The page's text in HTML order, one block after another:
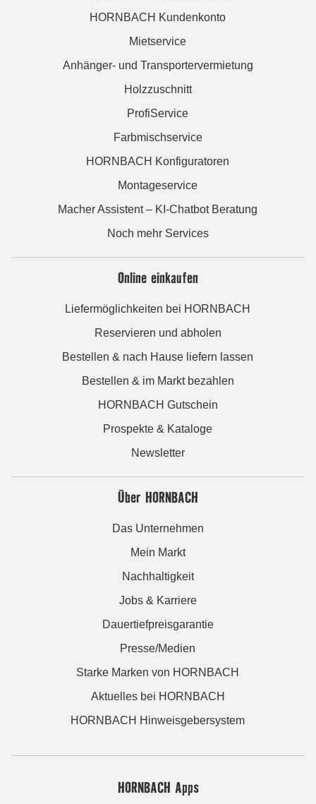
HORNBACH Kundenkonto
Mietservice
Anhänger- und Transportervermietung
Holzzuschnitt
ProfiService
Farbmischservice
HORNBACH Konfiguratoren
Montageservice
Macher Assistent – KI-Chatbot Beratung
Noch mehr Services
Online einkaufen
Liefermöglichkeiten bei HORNBACH
Reservieren und abholen
Bestellen & nach Hause liefern lassen
Bestellen & im Markt bezahlen
HORNBACH Gutschein
Prospekte & Kataloge
Newsletter
Über HORNBACH
Das Unternehmen
Mein Markt
Nachhaltigkeit
Jobs & Karriere
Dauertiefpreisgarantie
Presse/Medien
Starke Marken von HORNBACH
Aktuelles bei HORNBACH
HORNBACH Hinweisgebersystem
HORNBACH Apps